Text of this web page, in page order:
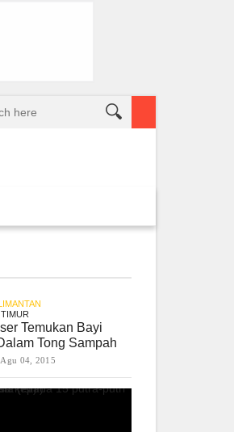
Gembel PPU dan IGTKI Penajam Sukses Gelar
Temukan Bayi
Tong Sampah
Agu 04, 2015